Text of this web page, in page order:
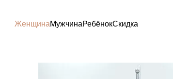
ЖенщинаМужчинаРебёнокСкидка